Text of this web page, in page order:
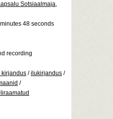
Sotsiaalmaja,
48 seconds
recording
kirjandus /ilukirjandus /
/